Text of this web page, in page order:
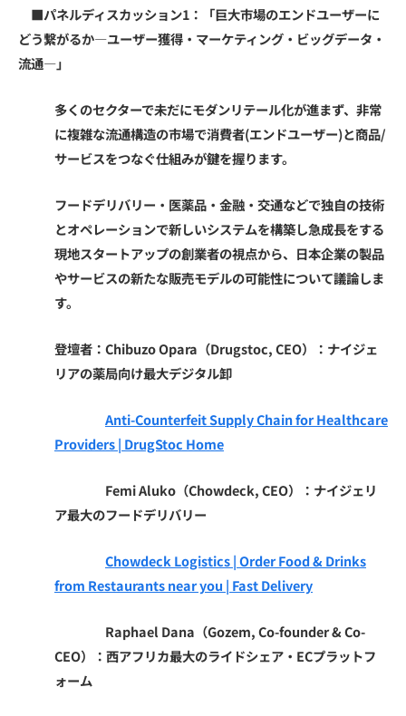
■パネルディスカッション1：
「巨大市場のエンドユーザーに
どう繋がるか—ユーザー獲得・マーケティング・ビッグデータ・
流通—」
多くのセクターで未だにモダンリテール化が進まず、非常
に複雑な流通構造の市場で消費者(エンドユーザー)と商品/
サービスをつなぐ仕組みが鍵を握ります。
フードデリバリー・医薬品・金融・交通などで独自の技術
とオペレーションで新しいシステムを構築し急成長をする
現地スタートアップの創業者の視点から、日本企業の製品
やサービスの新たな販売モデルの可能性について議論しま
す。
登壇者：Chibuzo Opara（Drugstoc, CEO）
：ナイジェ
リアの薬局向け最大デジタル卸
Anti-Counterfeit Supply Chain for Healthcare
Providers | DrugStoc Home
Femi Aluko（Chowdeck, CEO）
：ナイジェリ
ア最大のフードデリバリー
Chowdeck Logistics | Order Food & Drinks
from Restaurants near you | Fast Delivery
Raphael Dana（Gozem, Co-founder & Co-
CEO）
：西アフリカ最大のライドシェア・ECプラットフ
ォーム